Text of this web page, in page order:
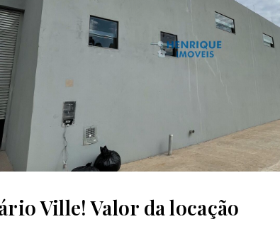
Ville! Valor da locação